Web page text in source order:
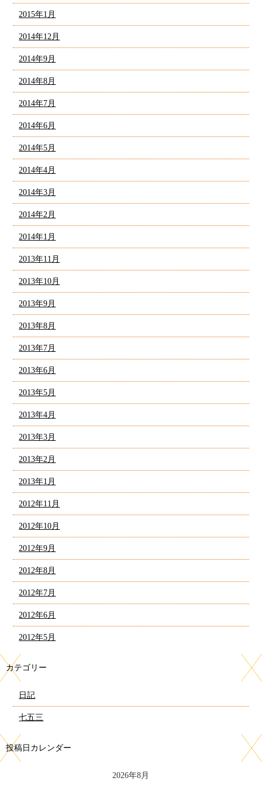
2015年1月
2014年12月
2014年9月
2014年8月
2014年7月
2014年6月
2014年5月
2014年4月
2014年3月
2014年2月
2014年1月
2013年11月
2013年10月
2013年9月
2013年8月
2013年7月
2013年6月
2013年5月
2013年4月
2013年3月
2013年2月
2013年1月
2012年11月
2012年10月
2012年9月
2012年8月
2012年7月
2012年6月
2012年5月
カテゴリー
日記
七五三
投稿日カレンダー
2026年8月